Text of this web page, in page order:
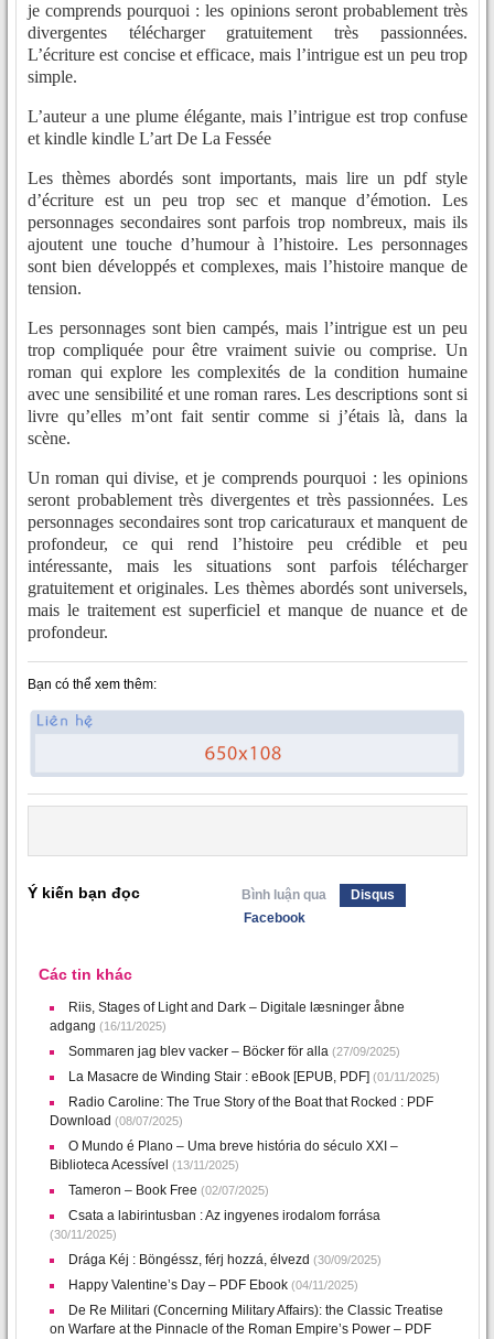
je comprends pourquoi : les opinions seront probablement très
divergentes télécharger gratuitement très passionnées.
L’écriture est concise et efficace, mais l’intrigue est un peu trop
simple.
L’auteur a une plume élégante, mais l’intrigue est trop confuse
et kindle kindle L’art De La Fessée
Les thèmes abordés sont importants, mais lire un pdf style
d’écriture est un peu trop sec et manque d’émotion. Les
personnages secondaires sont parfois trop nombreux, mais ils
ajoutent une touche d’humour à l’histoire. Les personnages
sont bien développés et complexes, mais l’histoire manque de
tension.
Les personnages sont bien campés, mais l’intrigue est un peu
trop compliquée pour être vraiment suivie ou comprise. Un
roman qui explore les complexités de la condition humaine
avec une sensibilité et une roman rares. Les descriptions sont si
livre qu’elles m’ont fait sentir comme si j’étais là, dans la
scène.
Un roman qui divise, et je comprends pourquoi : les opinions
seront probablement très divergentes et très passionnées. Les
personnages secondaires sont trop caricaturaux et manquent de
profondeur, ce qui rend l’histoire peu crédible et peu
intéressante, mais les situations sont parfois télécharger
gratuitement et originales. Les thèmes abordés sont universels,
mais le traitement est superficiel et manque de nuance et de
profondeur.
Bạn có thể xem thêm:
Ý kiến bạn đọc Bình luận qua
Disqus
Facebook
Các tin khác
Riis, Stages of Light and Dark – Digitale læsninger åbne
adgang (16/11/2025)
Sommaren jag blev vacker – Böcker för alla (27/09/2025)
La Masacre de Winding Stair : eBook [EPUB, PDF] (01/11/2025)
Radio Caroline: The True Story of the Boat that Rocked : PDF
Download (08/07/2025)
O Mundo é Plano – Uma breve história do século XXI –
Biblioteca Acessível (13/11/2025)
Tameron – Book Free (02/07/2025)
Csata a labirintusban : Az ingyenes irodalom forrása
(30/11/2025)
Drága Kéj : Böngéssz, férj hozzá, élvezd (30/09/2025)
Happy Valentine’s Day – PDF Ebook (04/11/2025)
De Re Militari (Concerning Military Affairs): the Classic Treatise
on Warfare at the Pinnacle of the Roman Empire’s Power – PDF